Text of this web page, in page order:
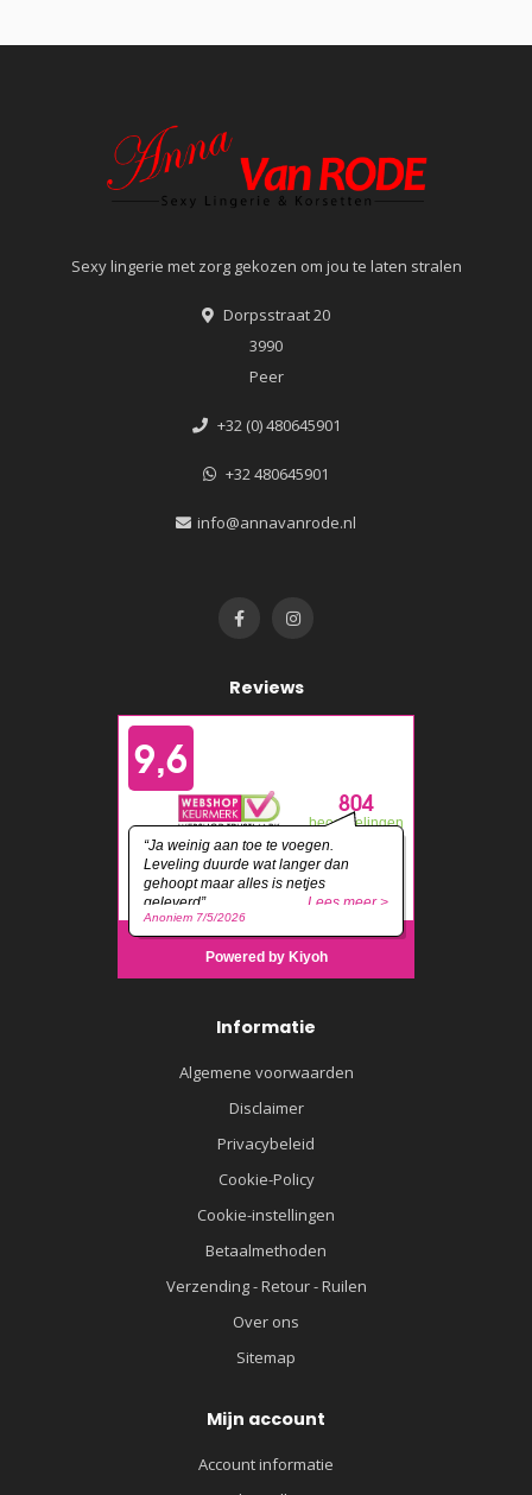
Sexy lingerie met zorg gekozen om jou te laten stralen
Dorpsstraat 20
3990
Peer
+32 (0) 480645901
+32 480645901
info@annavanrode.nl
Reviews
Informatie
Algemene voorwaarden
Disclaimer
Privacybeleid
Cookie-Policy
Cookie-instellingen
Betaalmethoden
Verzending - Retour - Ruilen
Over ons
Sitemap
Mijn account
Account informatie